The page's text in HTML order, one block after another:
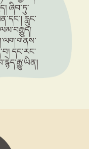
ཞིབ་ཏུ་
རླུང་
དང་རང་